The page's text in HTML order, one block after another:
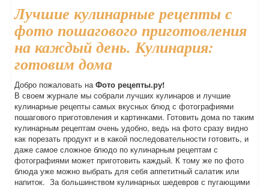
Десерты
Выпечка Напитки
Консервирование
Форум
Лучшие кулинарные рецепты с
фото пошагового приготовления
на каждый день. Кулинария:
готовим дома
Добро пожаловать наФото рецепты.ру!
В своем журнале мы собрали лучших кулинаров и лучшие
кулинарные рецепты самых вкусных блюд с фотографиями
пошагового приготовления и картинками. Готовить дома по таким
кулинарным рецептам очень удобно, ведь на фото сразу видно
как порезать продукт и в какой последовательности готовить, и
даже самое сложное блюдо по кулинарным рецептам с
фотографиями может приготовить каждый. К тому же по фото
блюда уже можно выбрать для себя аппетитный салатик или
напиток. За большинством кулинарных шедевров с пугающими